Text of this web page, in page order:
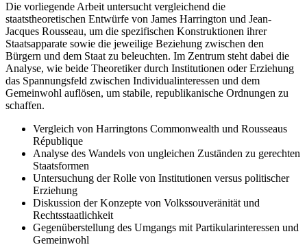
Die vorliegende Arbeit untersucht vergleichend die
staatstheoretischen Entwürfe von James Harrington und Jean-
Jacques Rousseau, um die spezifischen Konstruktionen ihrer
Staatsapparate sowie die jeweilige Beziehung zwischen den
Bürgern und dem Staat zu beleuchten. Im Zentrum steht dabei die
Analyse, wie beide Theoretiker durch Institutionen oder Erziehung
das Spannungsfeld zwischen Individualinteressen und dem
Gemeinwohl auflösen, um stabile, republikanische Ordnungen zu
schaffen.
Vergleich von Harringtons Commonwealth und Rousseaus
République
Analyse des Wandels von ungleichen Zuständen zu gerechten
Staatsformen
Untersuchung der Rolle von Institutionen versus politischer
Erziehung
Diskussion der Konzepte von Volkssouveränität und
Rechtsstaatlichkeit
Gegenüberstellung des Umgangs mit Partikularinteressen und
Gemeinwohl